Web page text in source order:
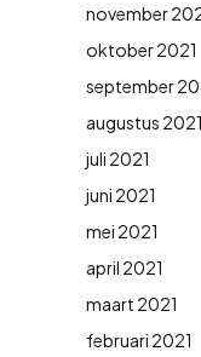
november
oktober 2021
september
augustus 2021
juli 2021
juni 2021
mei 2021
april 2021
maart 2021
februari 2021